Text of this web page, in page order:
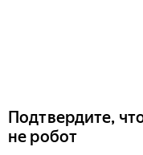
Подтвердите,
не робот